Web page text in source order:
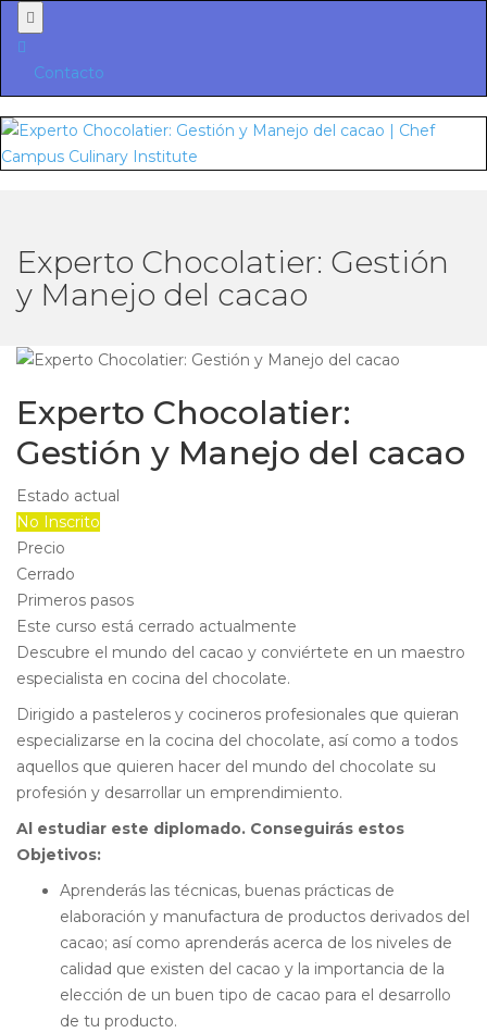
Menu
Contacto
Experto Chocolatier: Gestión
y Manejo del cacao
Experto Chocolatier:
Gestión y Manejo del cacao
Estado actual
No Inscrito
Precio
Cerrado
Primeros pasos
Este curso está cerrado actualmente
Descubre el mundo del cacao y conviértete en un maestro
especialista en cocina del chocolate.
Dirigido a pasteleros y cocineros profesionales que quieran
especializarse en la cocina del chocolate, así como a todos
aquellos que quieren hacer del mundo del chocolate su
profesión y desarrollar un emprendimiento.
Al estudiar este diplomado. Conseguirás estos
Objetivos:
Aprenderás las técnicas, buenas prácticas de
elaboración y manufactura de productos derivados del
cacao; así como aprenderás acerca de los niveles de
calidad que existen del cacao y la importancia de la
elección de un buen tipo de cacao para el desarrollo
de tu producto.